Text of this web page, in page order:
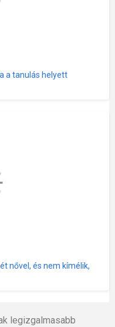
a tanulás helyett
nővel, és nem kímélik,
legizgalmasabb